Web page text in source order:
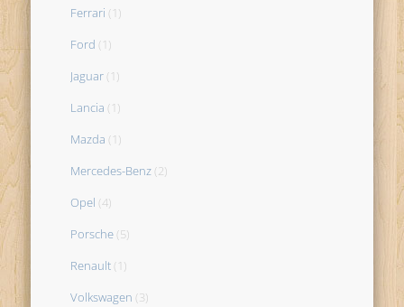
Ferrari (1)
Ford (1)
Jaguar (1)
Lancia (1)
Mazda (1)
Mercedes-Benz (2)
Opel (4)
Porsche (5)
Renault (1)
Volkswagen (3)